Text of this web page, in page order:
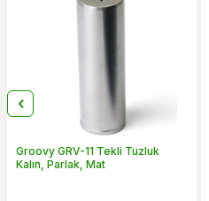
Groovy GRV-11 Tekli Tuzluk
Kalın, Parlak, Mat